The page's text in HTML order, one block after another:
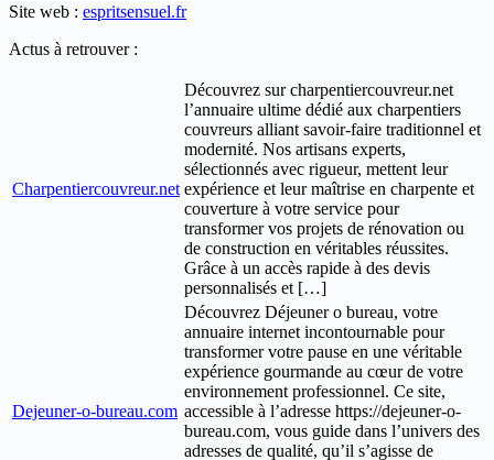
Site web : espritsensuel.fr
Actus à retrouver :
Charpentiercouvreur.net
Découvrez sur charpentiercouvreur.net
l’annuaire ultime dédié aux charpentiers
couvreurs alliant savoir-faire traditionnel et
modernité. Nos artisans experts,
sélectionnés avec rigueur, mettent leur
expérience et leur maîtrise en charpente et
couverture à votre service pour
transformer vos projets de rénovation ou
de construction en véritables réussites.
Grâce à un accès rapide à des devis
personnalisés et […]
Dejeuner-o-bureau.com
Découvrez Déjeuner o bureau, votre
annuaire internet incontournable pour
transformer votre pause en une véritable
expérience gourmande au cœur de votre
environnement professionnel. Ce site,
accessible à l’adresse https://dejeuner-o-
bureau.com, vous guide dans l’univers des
adresses de qualité, qu’il s’agisse de